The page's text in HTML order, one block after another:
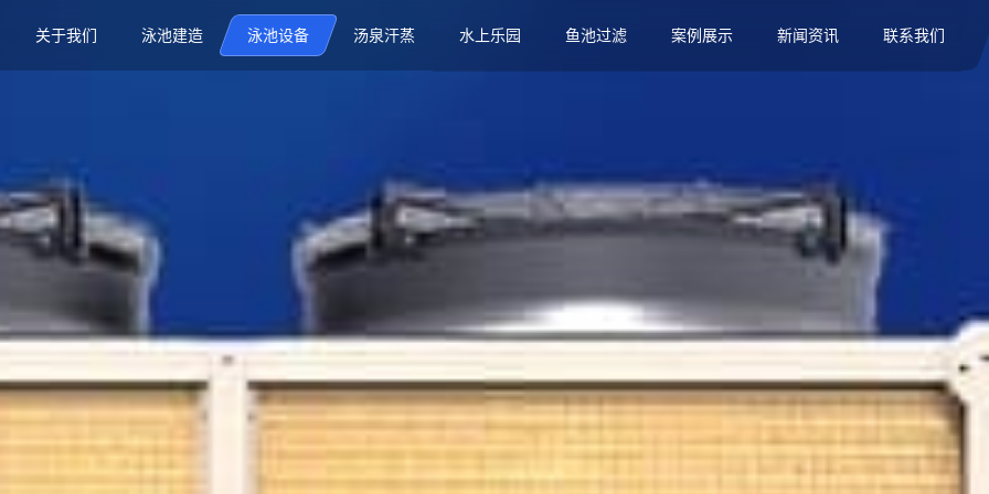
关于我们 泳池建造 泳池设备 汤泉汗蒸 水上乐园 鱼池过滤 案例展示 新闻资讯 联系我们